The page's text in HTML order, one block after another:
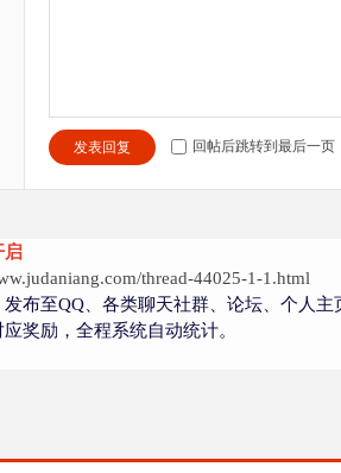
发表回复 回帖后跳转到最后一页
启
thread-44025-1-1.html
布至QQ、各类聊天社群、论坛、个人
奖励，全程系统自动统计。